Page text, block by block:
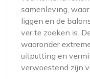
samenleving,
liggen en de
ver te zoeken is.
waaronder
uitputting en
verwoestend zijn